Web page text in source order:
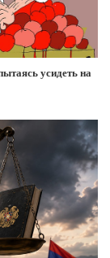
усидеть на